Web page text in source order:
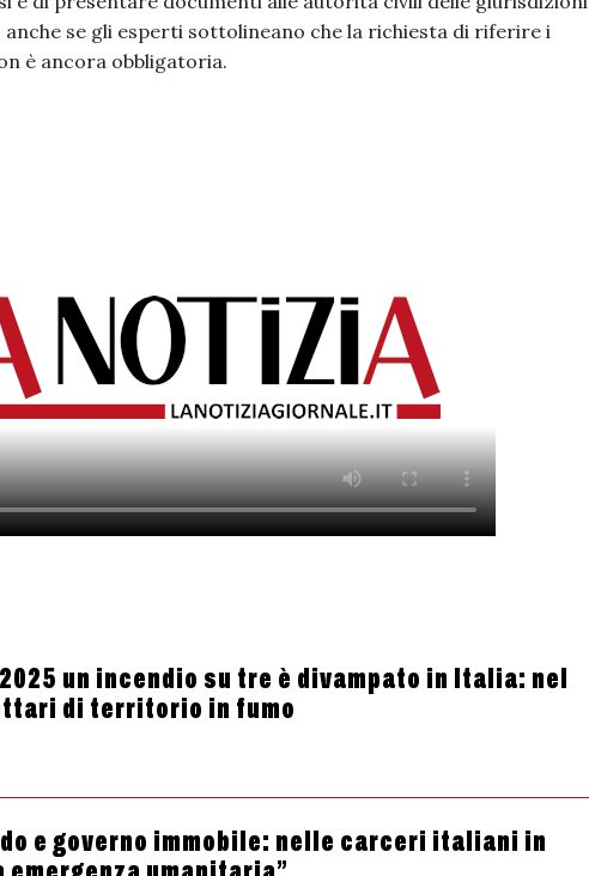
anche se gli esperti sottolineano che la richiesta di riferire i
è ancora obbligatoria.
un incendio su tre è divampato in Italia: nel
di territorio in fumo
e governo immobile: nelle carceri italiani in